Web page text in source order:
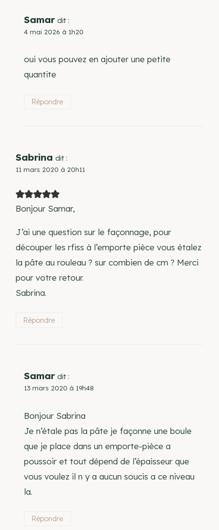
Samar dit :
4 mai 2026 à 1h20
oui vous pouvez en ajouter une petite
quantite
Répondre
Sabrina dit :
11 mars 2020 à 20h11
Bonjour Samar,
J’ai une question sur le façonnage, pour
découper les rfiss à l’emporte pièce vous étalez
la pâte au rouleau ? sur combien de cm ? Merci
pour votre retour.
Sabrina.
Répondre
Samar dit :
13 mars 2020 à 19h48
Bonjour Sabrina
Je n’étale pas la pâte je façonne une boule
que je place dans un emporte-pièce a
poussoir et tout dépend de l’épaisseur que
vous voulez il n y a aucun soucis a ce niveau
la.
Répondre